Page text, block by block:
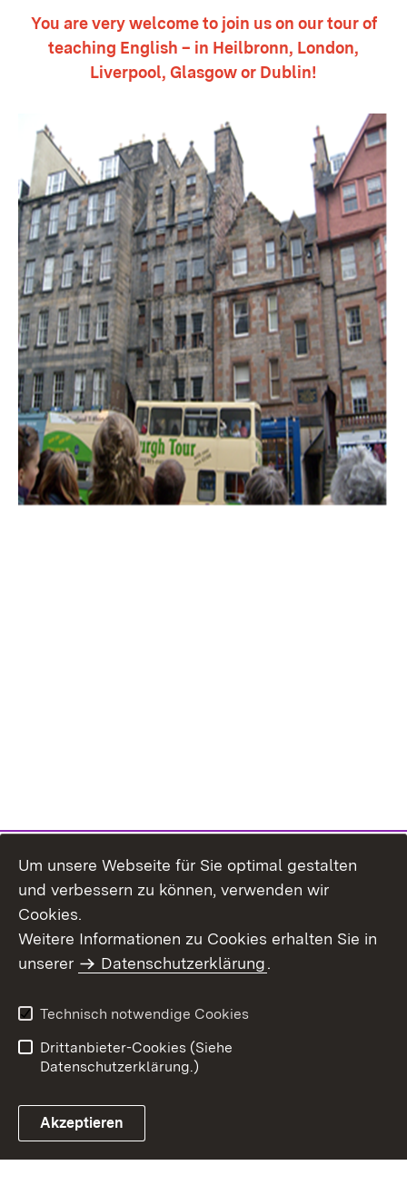
You are very welcome to join us on our tour of
teaching English – in Heilbronn, London,
Liverpool, Glasgow or Dublin!
Benutzungshinweise
Erklärung zur
Um unsere Webseite für Sie optimal gestalten
und verbessern zu können, verwenden wir
Cookies.
Weitere Informationen zu Cookies erhalten Sie in
unserer
Datenschutzerklärung.
Technisch notwendige Cookies
Drittanbieter-Cookies (Siehe
Datenschutzerklärung.)
Akzeptieren